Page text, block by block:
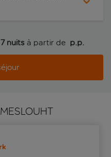
7 nuits à partir de p.p.